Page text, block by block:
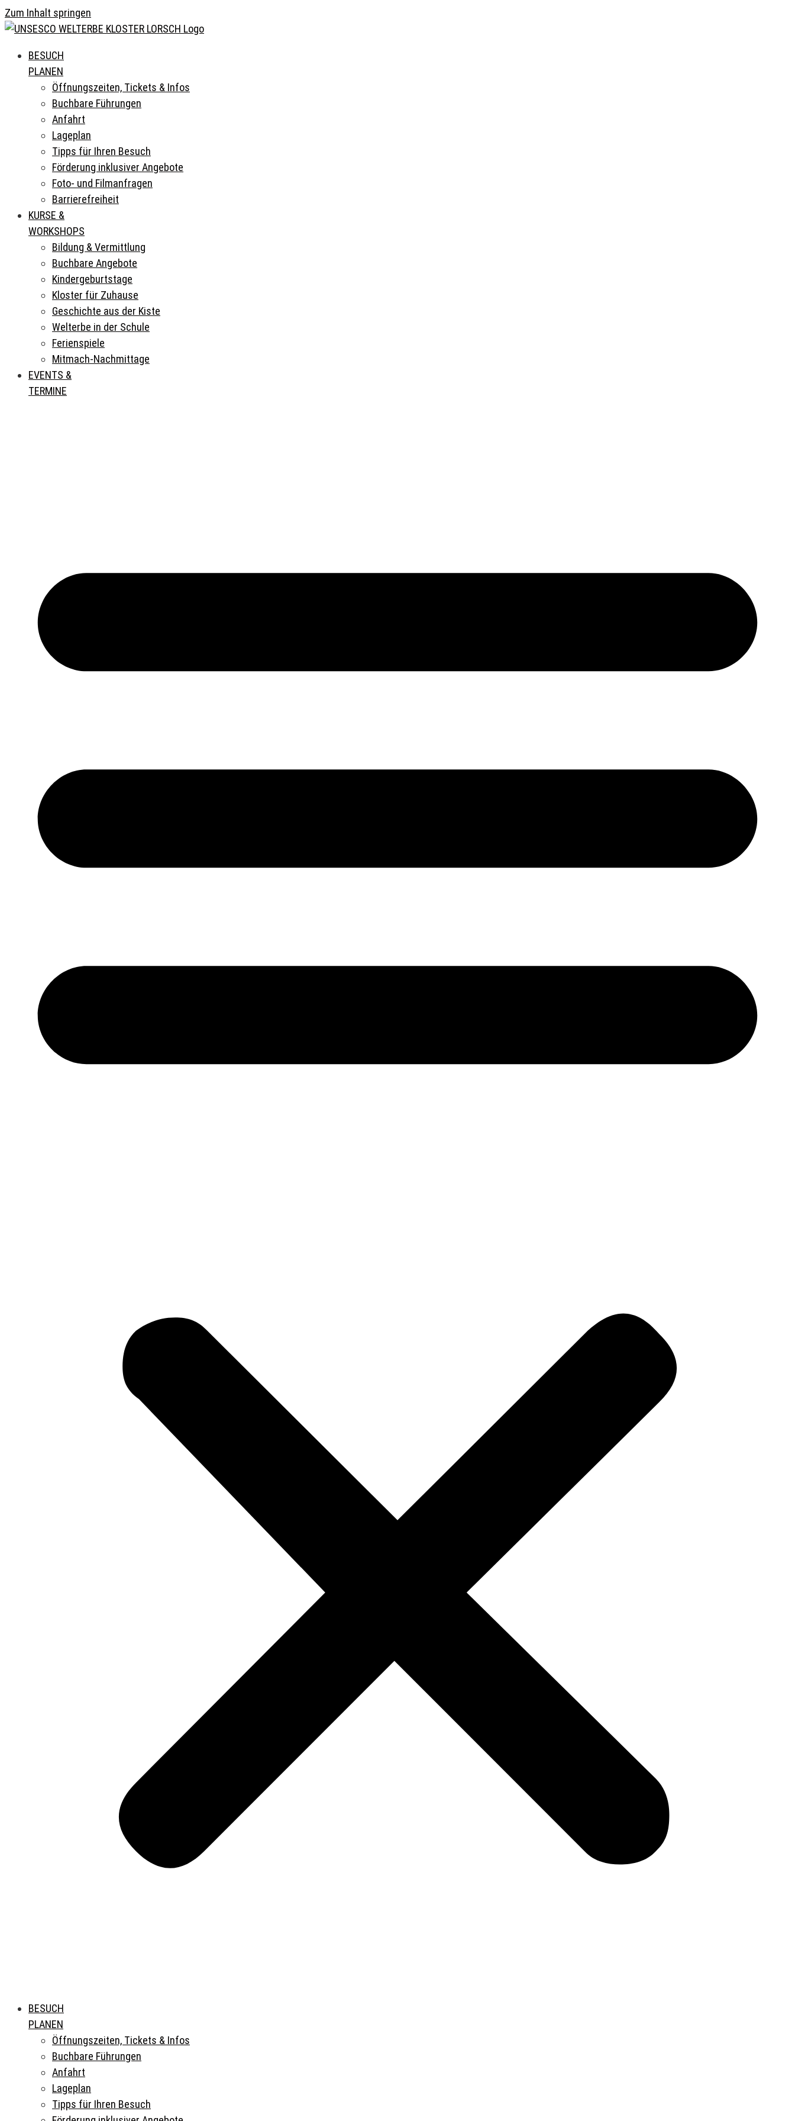
Zum Inhalt springen
BESUCH
PLANEN
Öffnungszeiten, Tickets & Infos
Buchbare Führungen
Anfahrt
Lageplan
Tipps für Ihren Besuch
Förderung inklusiver Angebote
Foto- und Filmanfragen
Barrierefreiheit
KURSE &
WORKSHOPS
Bildung & Vermittlung
Buchbare Angebote
Kindergeburtstage
Kloster für Zuhause
Geschichte aus der Kiste
Welterbe in der Schule
Ferienspiele
Mitmach-Nachmittage
EVENTS &
TERMINE
BESUCH
PLANEN
Öffnungszeiten, Tickets & Infos
Buchbare Führungen
Anfahrt
Lageplan
Tipps für Ihren Besuch